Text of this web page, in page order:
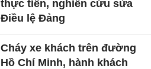
thực tiễn, nghiên cứu sửa
Điều lệ Đảng
Cháy xe khách trên đường
Hồ Chí Minh, hành khách